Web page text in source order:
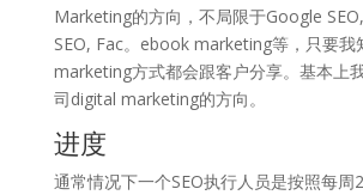
Marketing的方向，不局限于Google
SEO, Fac。ebook marketing等，只要我
marketing方式都会跟客户分享。基本上
司digital marketing的方向。
进度
通常情况下一个SEO执行人员是按照每周